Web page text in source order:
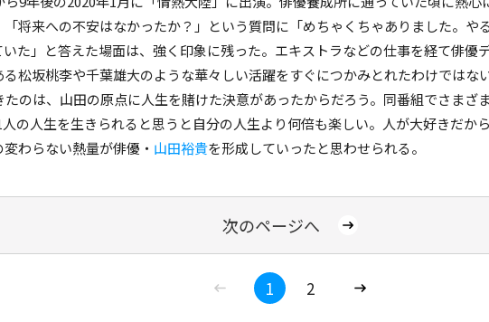
「将来への不安はなかったか？」という質問に「めちゃくちゃありました。や
た」と答えた場面は、強く印象に残った。エキストラなどの仕事を経て俳優
る松坂桃李や千葉雄大のような華々しい活躍をすぐにつかみとれたわけではな
のは、山田の原点に人生を賭けた決意があったからだろう。同番組でさまざ
人の人生を生きられると思うと自分の人生より何倍も楽しい。人が大好きだか
わらない熱量が俳優・ 山田裕貴を形成していったと思わせられる。
次のページへ
1 2